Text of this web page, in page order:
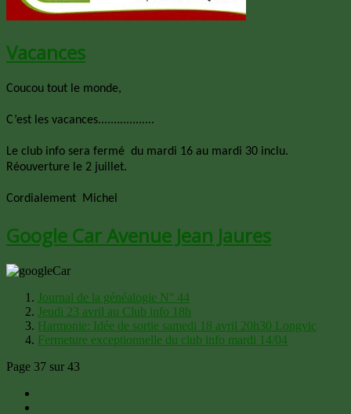
Vacances
Coucou tout le monde,
C’est les vacances..................
Le club info sera fermé du mardi 16 au mardi 30 inclu.
Réouverture le 2 juillet.
Cordialement Michel
Google Car Avenue Jean Jaures
Journal de la généalogie N° 44
Jeudi 23 avril au Club info 18h
Harmonie: Idée de sortie samedi 18 avril 20h30 Longvic
Fermeture exceptionnelle du club info mardi 14/04
Page 37 sur 43